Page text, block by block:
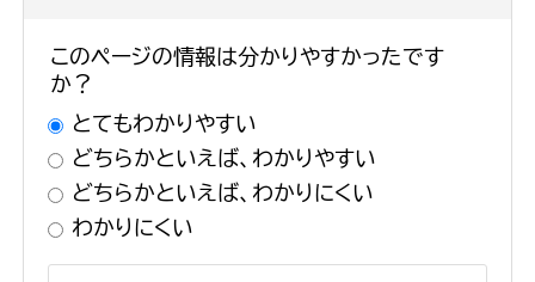
このページの情報は分かりやすかったです
か？
とてもわかりやすい
どちらかといえば、わかりやすい
どちらかといえば、わかりにくい
わかりにくい